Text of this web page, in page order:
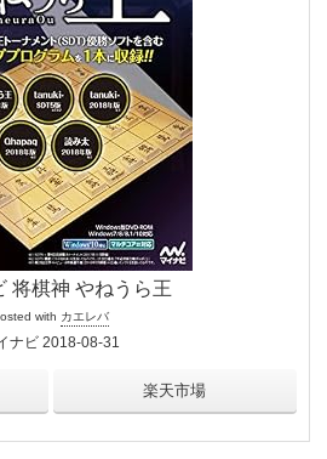
将棋神 やねうら王
with カエレバ
ナビ 2018-08-31
楽天市場